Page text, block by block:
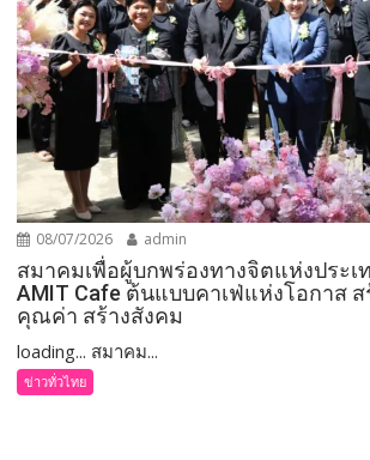
08/07/2026 admin
สมาคมเพื่อผู้บกพร่องทางจิตแห่งประเ
AMIT Cafe ต้นแบบคาเฟ่แห่งโอกาส ส
คุณค่า สร้างสังคม
loading... สมาคม...
ข่าวทั่วไทย